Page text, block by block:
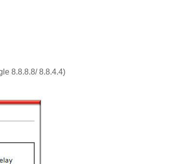
8.8.8.8/ 8.8.4.4)